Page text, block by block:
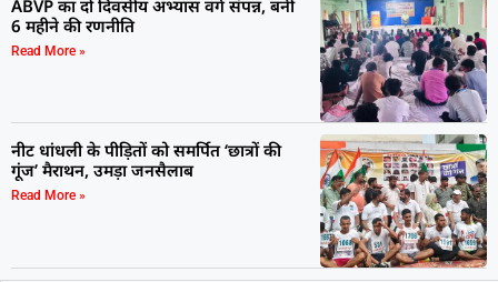
ABVP का दो दिवसीय अभ्यास वर्ग संपन्न, बनी
6 महीने की रणनीति
Read More »
नीट धांधली के पीड़ितों को समर्पित ‘छात्रों की
गूंज’ मैराथन, उमड़ा जनसैलाब
Read More »